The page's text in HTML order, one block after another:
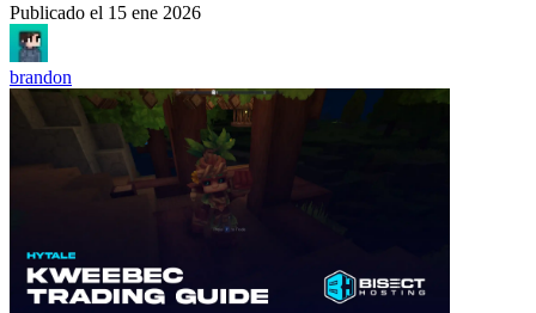
Publicado el 15 ene 2026
brandon